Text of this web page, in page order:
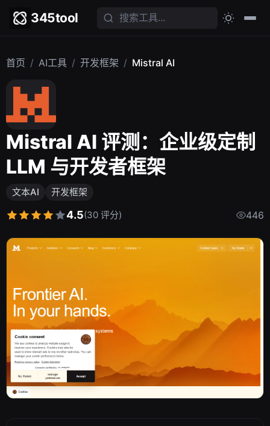
345tool
首页 / AI工具 / 开发框架 / Mistral AI
Mistral AI 评测：企业级定制
LLM 与开发者框架
文本AI 开发框架
4.5(30 评分) 446